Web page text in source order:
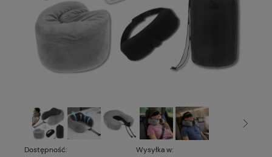
Dostępność:
Wysyłka w: